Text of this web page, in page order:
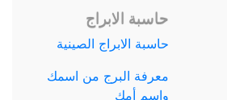
حاسبة الابراج
حاسبة الابراج الصينية
معرفة البرج من اسمك
واسم أمك